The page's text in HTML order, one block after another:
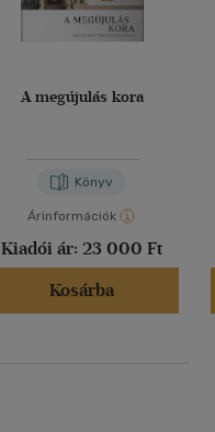
A megújulás kora
Könyv
Árinformációk
Kiadói ár: 23 000 Ft
Kosárba